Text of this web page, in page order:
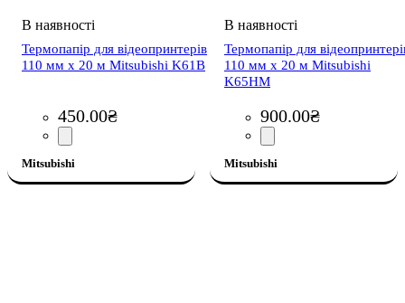
Термопапір для відеопринтерів
110 мм x 20 м Mitsubishi K61B
450.00₴
Mitsubishi
Термопапір для
110 мм x 20 м Mitsubishi
K65НМ
900.00₴
Mitsubishi